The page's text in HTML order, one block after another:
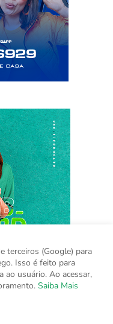
terceiros (Google) para
Isso é feito para
ao usuário. Ao acessar,
Saiba Mais